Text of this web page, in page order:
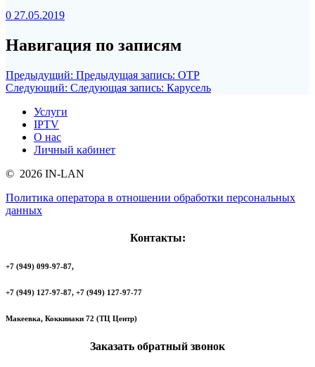
0 27.05.2019
Навигация по записям
Предыдущий: Предыдущая запись: ОТР
Следующий: Следующая запись: Карусель
Услуги
IPTV
О нас
Личный кабинет
© 2026 IN-LAN
Политика оператора в отношении обработки персональных
данных
Контакты:
+7 (949) 099-97-87,
+7 (949) 127-97-87, +7 (949) 127-97-77
Макеевка, Коккинаки 72 (ТЦ Центр)
Заказать обратный звонок